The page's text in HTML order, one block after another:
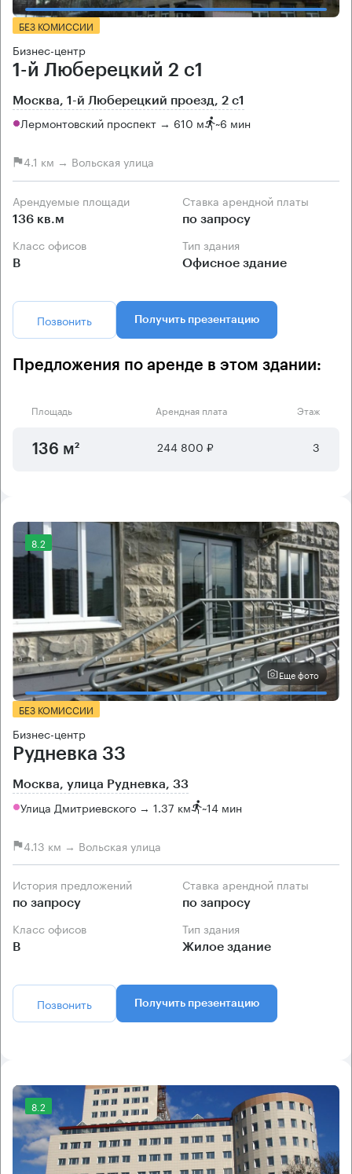
БЕЗ КОМИССИИ
Бизнес-центр
1-й Люберецкий 2 с1
Москва, 1-й Люберецкий проезд, 2 с1
Лермонтовский проспект → 610 м ~6 мин
4.1 км → Вольская улица
Арендуемые площади
136 кв.м
Ставка арендной платы
по запросу
Класс офисов
B
Тип здания
Офисное здание
Позвонить Получить презентацию
Предложения по аренде в этом здании:
Площадь Арендная плата Этаж
136 м² 244 800 ₽ 3
8.2
Еще фото
БЕЗ КОМИССИИ
Бизнес-центр
Рудневка 33
Москва, улица Рудневка, 33
Улица Дмитриевского → 1.37 км ~14 мин
4.13 км → Вольская улица
История предложений
по запросу
Ставка арендной платы
по запросу
Класс офисов
B
Тип здания
Жилое здание
Позвонить Получить презентацию
8.2